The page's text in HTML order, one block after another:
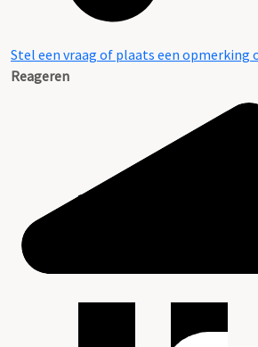
Stel een vraag of plaats een opmerking
Reageren